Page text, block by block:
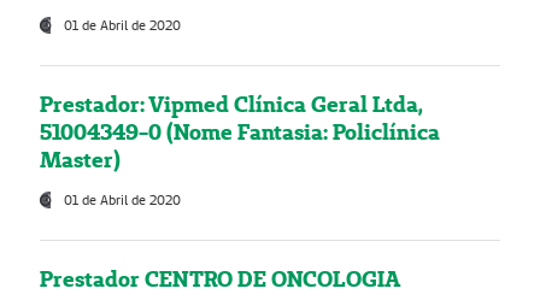
01 de Abril de 2020
Prestador: Vipmed Clínica Geral Ltda,
51004349-0 (Nome Fantasia: Policlínica
Master)
01 de Abril de 2020
Prestador CENTRO DE ONCOLOGIA